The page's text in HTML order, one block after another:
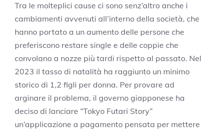
Tra le molteplici cause ci sono senz’altro anche i
cambiamenti avvenuti all’interno della società, che
hanno portato a un aumento delle persone che
preferiscono restare single e delle coppie che
convolano a nozze più tardi rispetto al passato. Nel
2023 il tasso di natalità ha raggiunto un minimo
storico di 1,2 figli per donna. Per provare ad
arginare il problema, il governo giapponese ha
deciso di lanciare “Tokyo Futari Story”
un’applicazione a pagamento pensata per mettere